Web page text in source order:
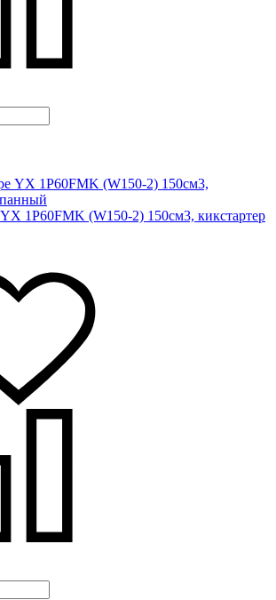
1P60FMK (W150-2) 150см3, кикстартер